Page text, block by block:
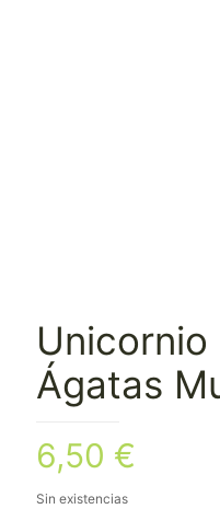
Unicornio
Ágatas
6,50 €
Sin existencias